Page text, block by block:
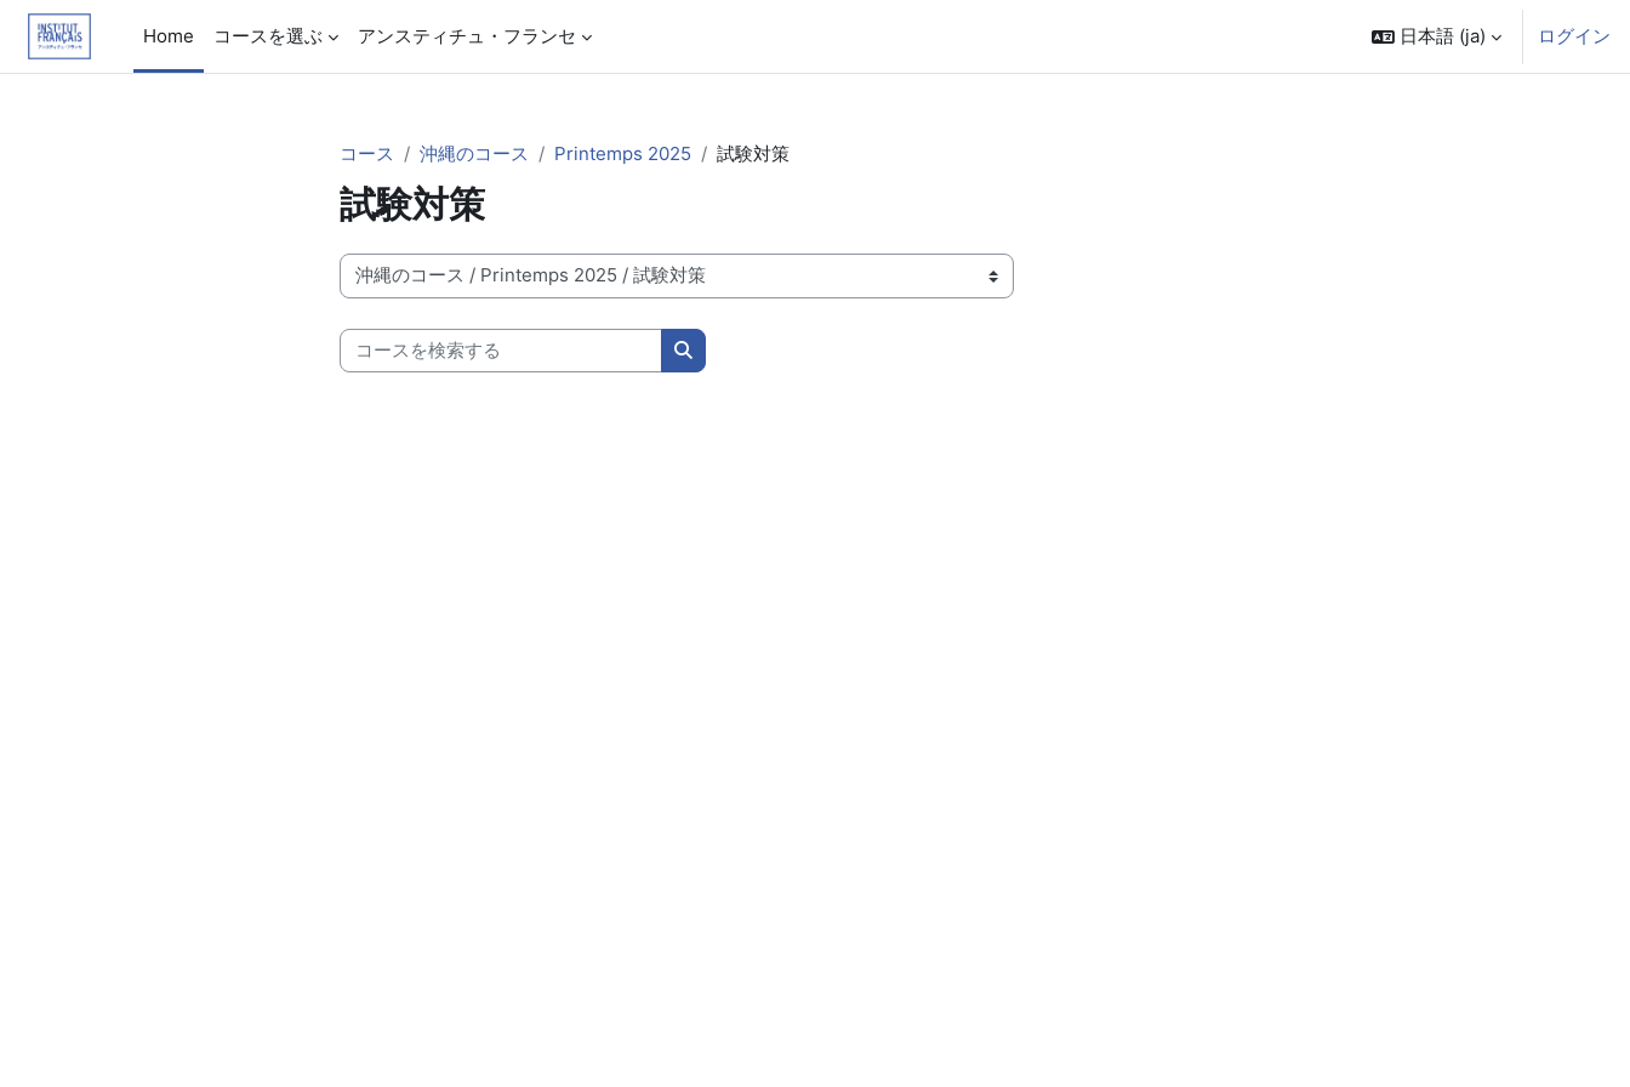
メインコンテンツへスキップする
Home
コースを選ぶ アンスティチュ・フランセ 日本語 ‎(ja)‎ ログイン
コース 沖縄のコース Printemps 2025 試験対策
試験対策
コースカテゴリ
コースを検索する
コースを検索する